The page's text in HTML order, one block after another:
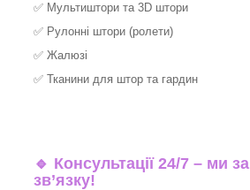
✅ Мультиштори та 3D штори
✅ Рулонні штори (ролети)
✅ Жалюзі
✅ Тканини для штор та гардин
🔹 Консультації 24/7 – ми
зв’язку!